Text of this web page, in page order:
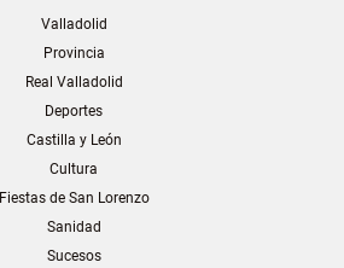
Valladolid
Provincia
Real Valladolid
Deportes
Castilla y León
Cultura
Fiestas de San Lorenzo
Sanidad
Sucesos